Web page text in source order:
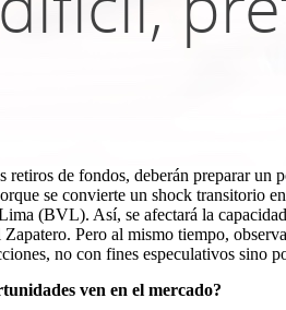
retiros de fondos, deberán preparar
se convierte un shock transitorio
(BVL). Así, se afectará la
Pero al mismo tiempo,
no con fines especulativos sino
ven en el mercado?